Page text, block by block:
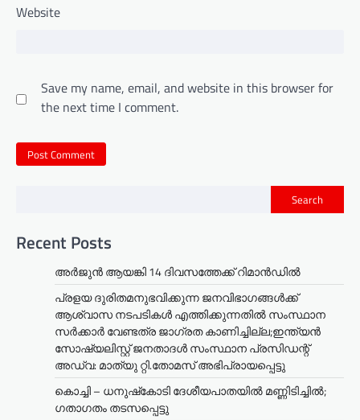
Website
Save my name, email, and website in this browser for
the next time I comment.
Search
Recent Posts
അര്‍ജുന്‍ ആയങ്കി 14 ദിവസത്തേക്ക് റിമാന്‍ഡില്‍
പ്രളയ ദുരിതമനുഭവിക്കുന്ന ജനവിഭാഗങ്ങൾക്ക്
ആശ്വാസ നടപടികൾ എത്തിക്കുന്നതിൽ സംസ്ഥാന
സർക്കാർ വേണ്ടത്ര ജാഗ്രത കാണിച്ചില്ല;ഇന്ത്യൻ
സോഷ്യലിസ്റ്റ് ജനതാദൾ സംസ്ഥാന പ്രസിഡന്റ്
അഡ്വ: മാത്യു റ്റി.തോമസ് അഭിപ്രായപ്പെട്ടു
കൊച്ചി – ധനുഷ്‌കോടി ദേശീയപാതയിൽ മണ്ണിടിച്ചിൽ;
ഗതാഗതം തടസപ്പെട്ടു